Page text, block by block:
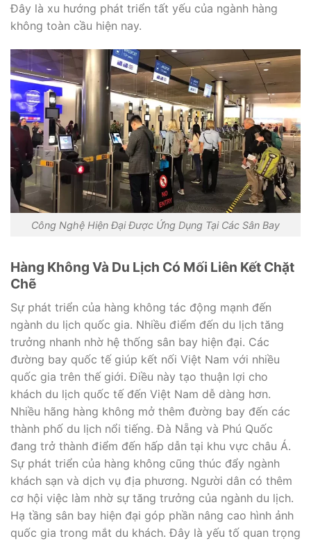
Đây là xu hướng phát triển tất yếu của ngành hàng
không toàn cầu hiện nay.
Công Nghệ Hiện Đại Được Ứng Dụng Tại Các Sân Bay
Hàng Không Và Du Lịch Có Mối Liên Kết Chặt
Chẽ
Sự phát triển của hàng không tác động mạnh đến
ngành du lịch quốc gia. Nhiều điểm đến du lịch tăng
trưởng nhanh nhờ hệ thống sân bay hiện đại. Các
đường bay quốc tế giúp kết nối Việt Nam với nhiều
quốc gia trên thế giới. Điều này tạo thuận lợi cho
khách du lịch quốc tế đến Việt Nam dễ dàng hơn.
Nhiều hãng hàng không mở thêm đường bay đến các
thành phố du lịch nổi tiếng. Đà Nẵng và Phú Quốc
đang trở thành điểm đến hấp dẫn tại khu vực châu Á.
Sự phát triển của hàng không cũng thúc đẩy ngành
khách sạn và dịch vụ địa phương. Người dân có thêm
cơ hội việc làm nhờ sự tăng trưởng của ngành du lịch.
Hạ tầng sân bay hiện đại góp phần nâng cao hình ảnh
quốc gia trong mắt du khách. Đây là yếu tố quan trọng